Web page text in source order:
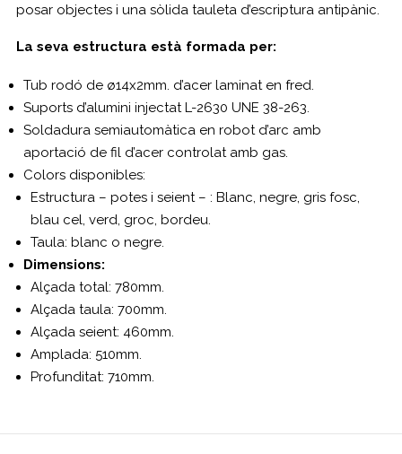
posar objectes i una sòlida tauleta d’escriptura antipànic.
La seva estructura està formada per:
Tub rodó de ø14x2mm. d’acer laminat en fred.
Suports d’alumini injectat L-2630 UNE 38-263.
Soldadura semiautomàtica en robot d’arc amb
aportació de fil d’acer controlat amb gas.
Colors disponibles:
Estructura – potes i seient – : Blanc, negre, gris fosc,
blau cel, verd, groc, bordeu.
Taula: blanc o negre.
Dimensions:
Alçada total: 780mm.
Alçada taula: 700mm.
Alçada seient: 460mm.
Amplada: 510mm.
Profunditat: 710mm.